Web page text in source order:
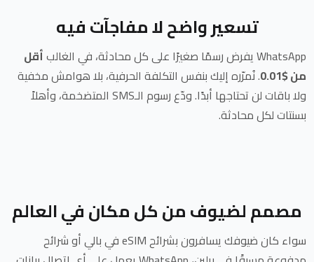
تسعير واضح لا مفاجآت فيه
WhatsApp يفرض رسمًا صغيرًا على كل محادثة، في الغالب
أقل
من $0.01
. نُمرّره إليك بنفس التكلفة الحرفية، بلا هوامش مخفية
ولا باقات لن تحتاجها أبدًا. ودّع رسوم الـSMS المتضخمة، وأهلاً
بسنتات لكل محادثة.
مصمم لضيوف من كل مكان في العالم
سواء كان ضيوفك يسافرون بشرائح eSIM في بالي أو شرائح